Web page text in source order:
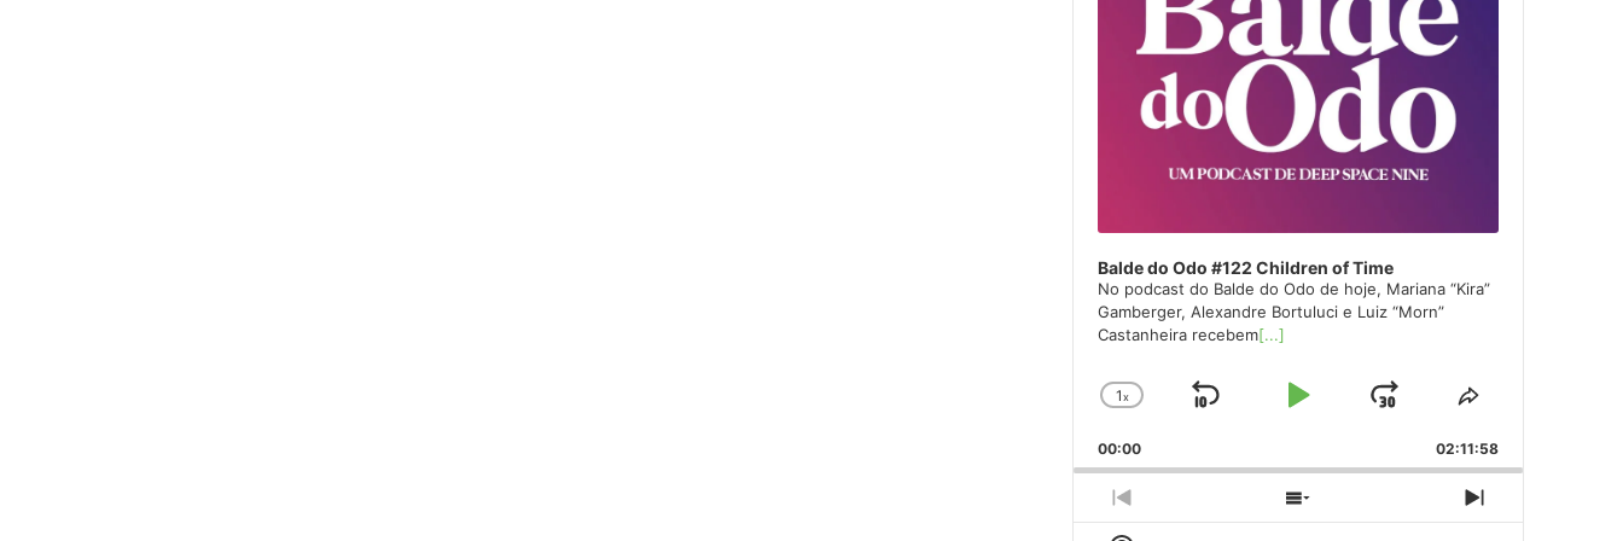
Balde do Odo #122 Children of Time
No podcast do Balde do Odo de hoje, Mariana “Kira”
Gamberger, Alexandre Bortuluci e Luiz “Morn”
Castanheira recebem[...]
Change
Rate
1x
Skip
Play
Jump
Forward
Share
Episode
00:00 02:11:58
Previous
Episode
Show
Next